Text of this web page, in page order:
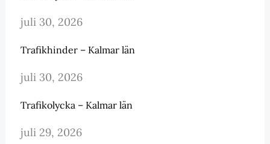
juli 30, 2026
Trafikhinder – Kalmar län
juli 30, 2026
Trafikolycka – Kalmar län
juli 29, 2026